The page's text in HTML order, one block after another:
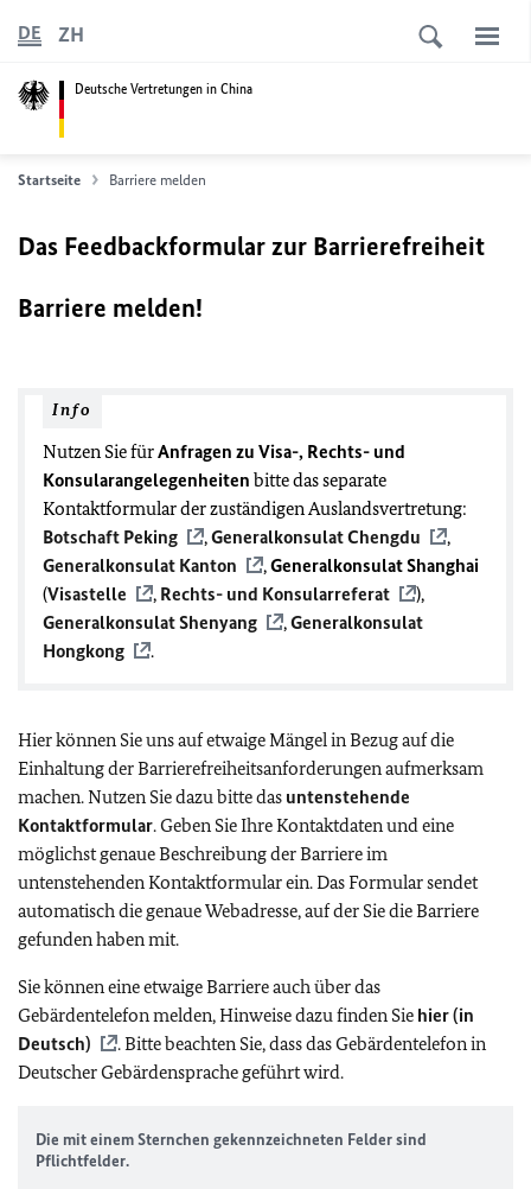
Deutsche Vertretungen in China
DE ZH
Startseite Barriere melden
Das Feedbackformular zur Barrierefreiheit
Barriere melden!
Info
Nutzen Sie fürAnfragen zu Visa-, Rechts- und
Konsularangelegenheiten bitte das separate
Kontaktformular der zuständigen Auslandsvertretung:
Botschaft Peking
,Generalkonsulat Chengdu
,
Generalkonsulat Kanton
,Generalkonsulat Shanghai
(Visastelle , Rechts- und Konsularreferat
),
Generalkonsulat Shenyang
,Generalkonsulat
Hongkong
.
Hier können Sie uns auf etwaige Mängel in Bezug auf die
Einhaltung der Barrierefreiheitsanforderungen aufmerksam
machen. Nutzen Sie dazu bitte das untenstehende
Kontaktformular. Geben Sie Ihre Kontaktdaten und eine
möglichst genaue Beschreibung der Barriere im
untenstehenden Kontaktformular ein. Das Formular sendet
automatisch die genaue Webadresse, auf der Sie die Barriere
gefunden haben mit.
Sie können eine etwaige Barriere auch über das
Gebärdentelefon melden, Hinweise dazu finden Sie hier (in
Deutsch)
. Bitte beachten Sie, dass das Gebärdentelefon in
Deutscher Gebärdensprache geführt wird.
Die mit einem Sternchen gekennzeichneten Felder sind
Pflichtfelder.